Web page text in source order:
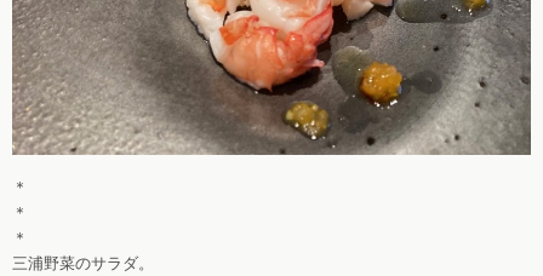
＊
＊
＊
三浦野菜のサラダ。